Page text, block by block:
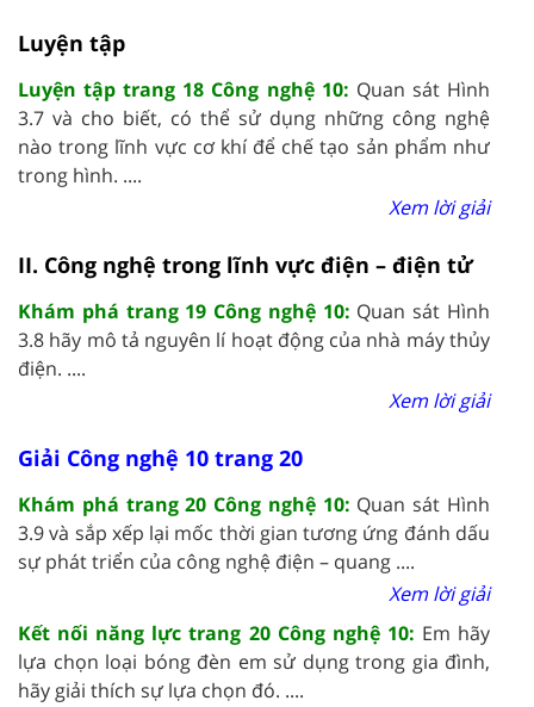
Luyện tập
Luyện tập trang 18 Công nghệ 10: Quan sát Hình
3.7 và cho biết, có thể sử dụng những công nghệ
nào trong lĩnh vực cơ khí để chế tạo sản phẩm như
trong hình. ....
Xem lời giải
II. Công nghệ trong lĩnh vực điện – điện tử
Khám phá trang 19 Công nghệ 10: Quan sát Hình
3.8 hãy mô tả nguyên lí hoạt động của nhà máy thủy
điện. ....
Xem lời giải
Giải Công nghệ 10 trang 20
Khám phá trang 20 Công nghệ 10: Quan sát Hình
3.9 và sắp xếp lại mốc thời gian tương ứng đánh dấu
sự phát triển của công nghệ điện – quang ....
Xem lời giải
Kết nối năng lực trang 20 Công nghệ 10: Em hãy
lựa chọn loại bóng đèn em sử dụng trong gia đình,
hãy giải thích sự lựa chọn đó. ....